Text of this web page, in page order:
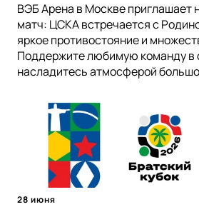
ВЭБ Арена в Москве приглашает
матч: ЦСКА встречается с
яркое противостояние и
Поддержите любимую команду в
насладитесь атмосферой
28 июня